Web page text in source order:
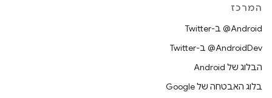
המרכז
‎@Android ב-Twitter
‎@AndroidDev ב-Twitter
הבלוג של Android
בלוג האבטחה של Google